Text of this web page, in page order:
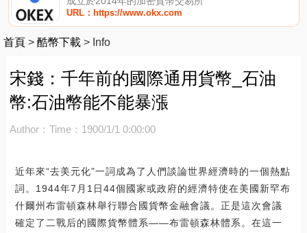
URL：https://www.okx.com
首頁 > 酷幣下載 > Info
宋錢：千年前的國際通用貨幣_石油
幣:石油幣能不能暴漲
Author： Time：1900/1/1 0:00:00
近年來“去美元化”一詞成為了人們談論世界經濟時的一個熱點
詞。1944年7月1日44個國家或政府的經濟特使在美國新罕布
什爾州布雷頓森林舉行聯合國貨幣金融會議。正是這次會議
確定了二戰后的國際貨幣體系——布雷頓森林體系。在這一